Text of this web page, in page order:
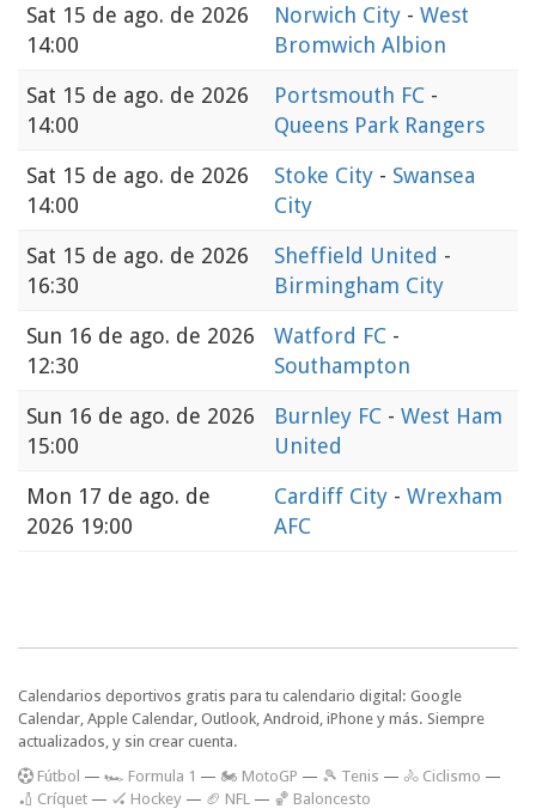
Sat 15 de ago. de 2026
14:00
Norwich City - West
Bromwich Albion
Sat 15 de ago. de 2026
14:00
Portsmouth FC -
Queens Park Rangers
Sat 15 de ago. de 2026
14:00
Stoke City - Swansea
City
Sat 15 de ago. de 2026
16:30
Sheffield United -
Birmingham City
Sun 16 de ago. de 2026
12:30
Watford FC -
Southampton
Sun 16 de ago. de 2026
15:00
Burnley FC - West Ham
United
Mon 17 de ago. de
2026 19:00
Cardiff City - Wrexham
AFC
Calendarios deportivos gratis para tu calendario digital: Google
Calendar, Apple Calendar, Outlook, Android, iPhone y más. Siempre
actualizados, y sin crear cuenta.
Fútbol — 🏎️ Formula 1 — 🏍 MotoGP — 🎾 Tenis — 🚴 Ciclismo —
🏏 Críquet — 🏑 Hockey — 🏈 NFL — 🏀 Baloncesto